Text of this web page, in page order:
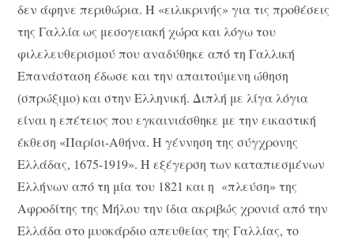
δεν άφηνε περιθώρια. Η «ειλικρινής» για τις προθέσεις
της Γαλλία ως μεσογειακή χώρα και λόγω του
φιλελευθερισμού που αναδύθηκε από τη Γαλλική
Επανάσταση έδωσε και την απαιτούμενη ώθηση
(σπρώξιμο) και στην Ελληνική. Διπλή με λίγα λόγια
είναι η επέτειος που εγκαινιάσθηκε με την εικαστική
έκθεση «Παρίσι-Αθήνα. Η γέννηση της σύγχρονης
Ελλάδας, 1675-1919». Η εξέγερση των καταπιεσμένων
Ελλήνων από τη μία του 1821 και η «πλεύση» της
Αφροδίτης της Μήλου την ίδια ακριβώς χρονιά από την
Ελλάδα στο μυοκάρδιο απευθείας της Γαλλίας, το